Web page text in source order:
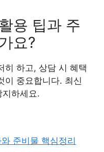
용 팁과 주
요?
히 하고, 상담 시 혜택
이 중요합니다. 최신
하세요.
준비물 핵심정리